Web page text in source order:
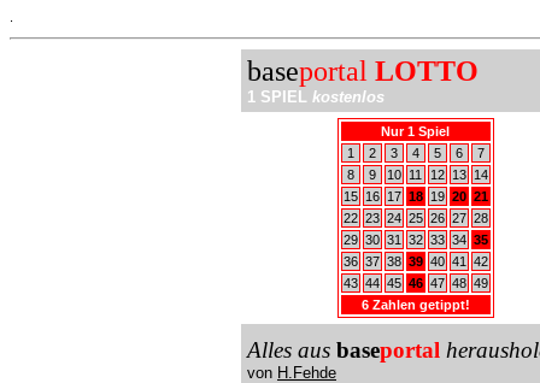
baseportal LOTTO
1 SPIEL kostenlos
Nur 1 Spiel
1
2 3 4 5 6
7
8
9 10 11 12 13
14
15
16 17 18 19 20 21
22 23 24 25 26 27 28
29 30 31 32 33 34 35
36 37 38 39 40 41
42
43 44 45 46 47 48 49
6 Zahlen getippt!
Alles aus baseportal
von H.Fehde